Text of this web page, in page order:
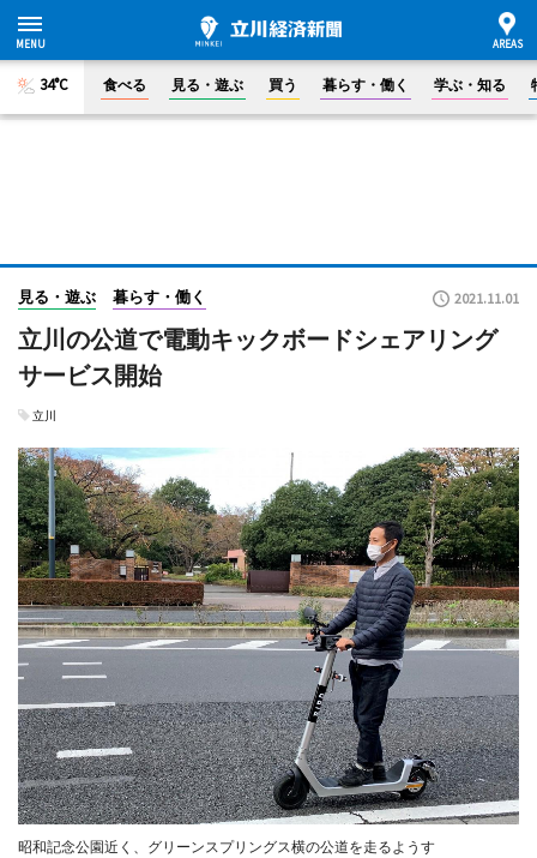
34°C 食べる 見る・遊ぶ 買う 暮らす・働く 学ぶ・知る
見る・遊ぶ 暮らす・働く 2021.11.01
立川の公道で電動キックボードシェアリング
サービス開始
立川
昭和記念公園近く、グリーンスプリングス横の公道を走るようす